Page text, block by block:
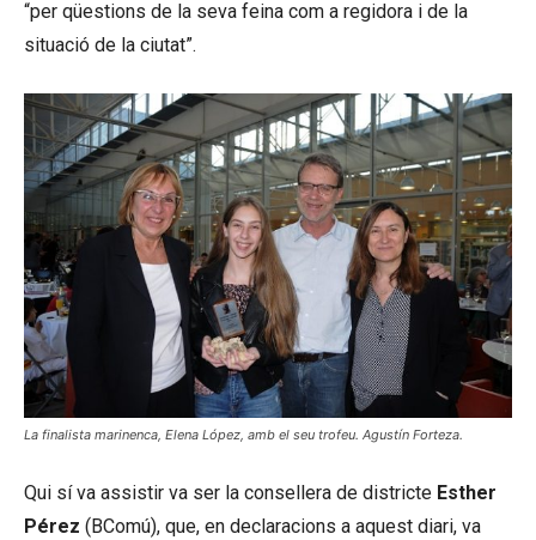
“per qüestions de la seva feina com a regidora i de la
situació de la ciutat”.
La finalista marinenca, Elena López, amb el seu trofeu. Agustín Forteza.
Qui sí va assistir va ser la consellera de districte Esther
Pérez (BComú), que, en declaracions a aquest diari, va